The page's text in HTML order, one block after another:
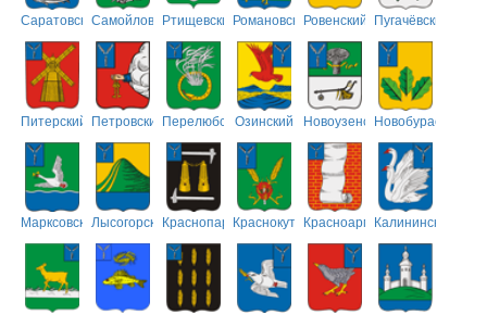
СаратовскийСамойловскийРтищевскийРомановскийРовенский Пугачёвский
Питерский ПетровскийПерелюбскийОзинский НовоузенскийНовобурасский
МарксовскийЛысогорскийКраснопартизанский
КраснокутскийКрасноармейский
Калининский